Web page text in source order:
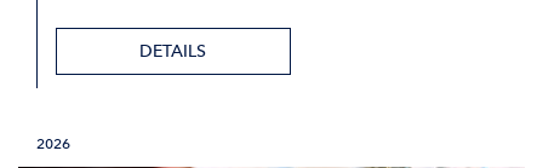
DETAILS
2026